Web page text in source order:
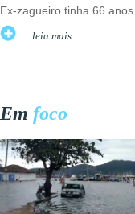
Ex-zagueiro tinha 66 anos
leia mais
Em foco